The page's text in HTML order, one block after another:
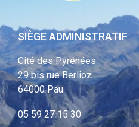
SIÈGE ADMINISTRATIF
Cité des Pyrénées
29 bis rue Berlioz
64000 Pau
05 59 27 15 30